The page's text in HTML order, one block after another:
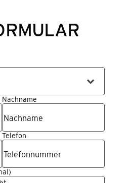
Nachname
Telefon